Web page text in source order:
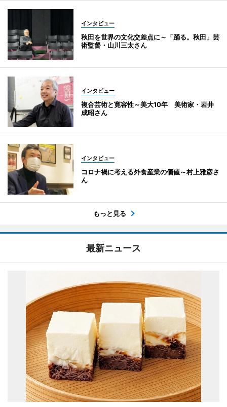
インタビュー
秋田を世界の文化交差点に～「踊る。秋田」芸
術監督・山川三太さん
インタビュー
複合芸術と寛容性～美大10年 美術家・岩井
成昭さん
インタビュー
コロナ禍に考える外食産業の価値～村上雅彦さ
ん
もっと見る
最新ニュース